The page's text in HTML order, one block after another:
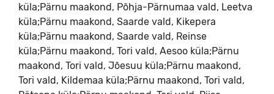
küla;Pärnu maakond, Põhja-Pärnumaa vald, Leetva
küla;Pärnu maakond, Saarde vald, Kikepera
küla;Pärnu maakond, Saarde vald, Reinse
küla;Pärnu maakond, Tori vald, Aesoo küla;Pärnu
maakond, Tori vald, Jõesuu küla;Pärnu maakond,
Tori vald, Kildemaa küla;Pärnu maakond, Tori vald,